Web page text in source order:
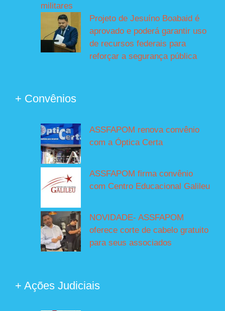
militares
Projeto de Jesuíno Boabaid é
aprovado e poderá garantir uso
de recursos federais para
reforçar a segurança pública
+ Convênios
ASSFAPOM renova convênio
com a Óptica Certa
ASSFAPOM firma convênio
com Centro Educacional Galileu
NOVIDADE- ASSFAPOM
oferece corte de cabelo gratuito
para seus associados
+ Ações Judiciais